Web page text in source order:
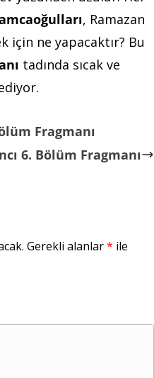
, Ramazan
için ne yapacaktır? Bu
tadında sıcak ve
Fragmanı
6. Bölüm Fragmanı
Gerekli alanlar* ile